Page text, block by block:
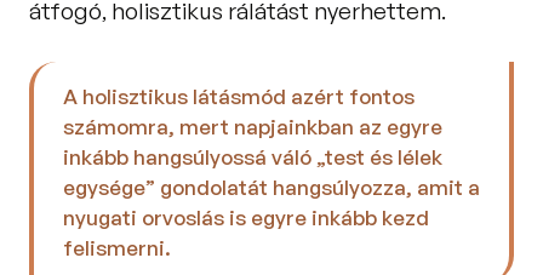
átfogó, holisztikus rálátást nyerhettem.
A holisztikus látásmód azért fontos
számomra, mert napjainkban az egyre
inkább hangsúlyossá váló „test és lélek
egysége” gondolatát hangsúlyozza, amit a
nyugati orvoslás is egyre inkább kezd
felismerni.